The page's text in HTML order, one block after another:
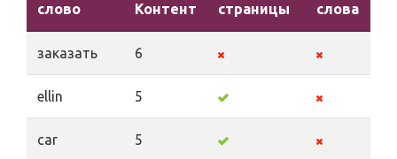
слово
Контент
страницы
слова
заказать 6
ellin 5
car 5